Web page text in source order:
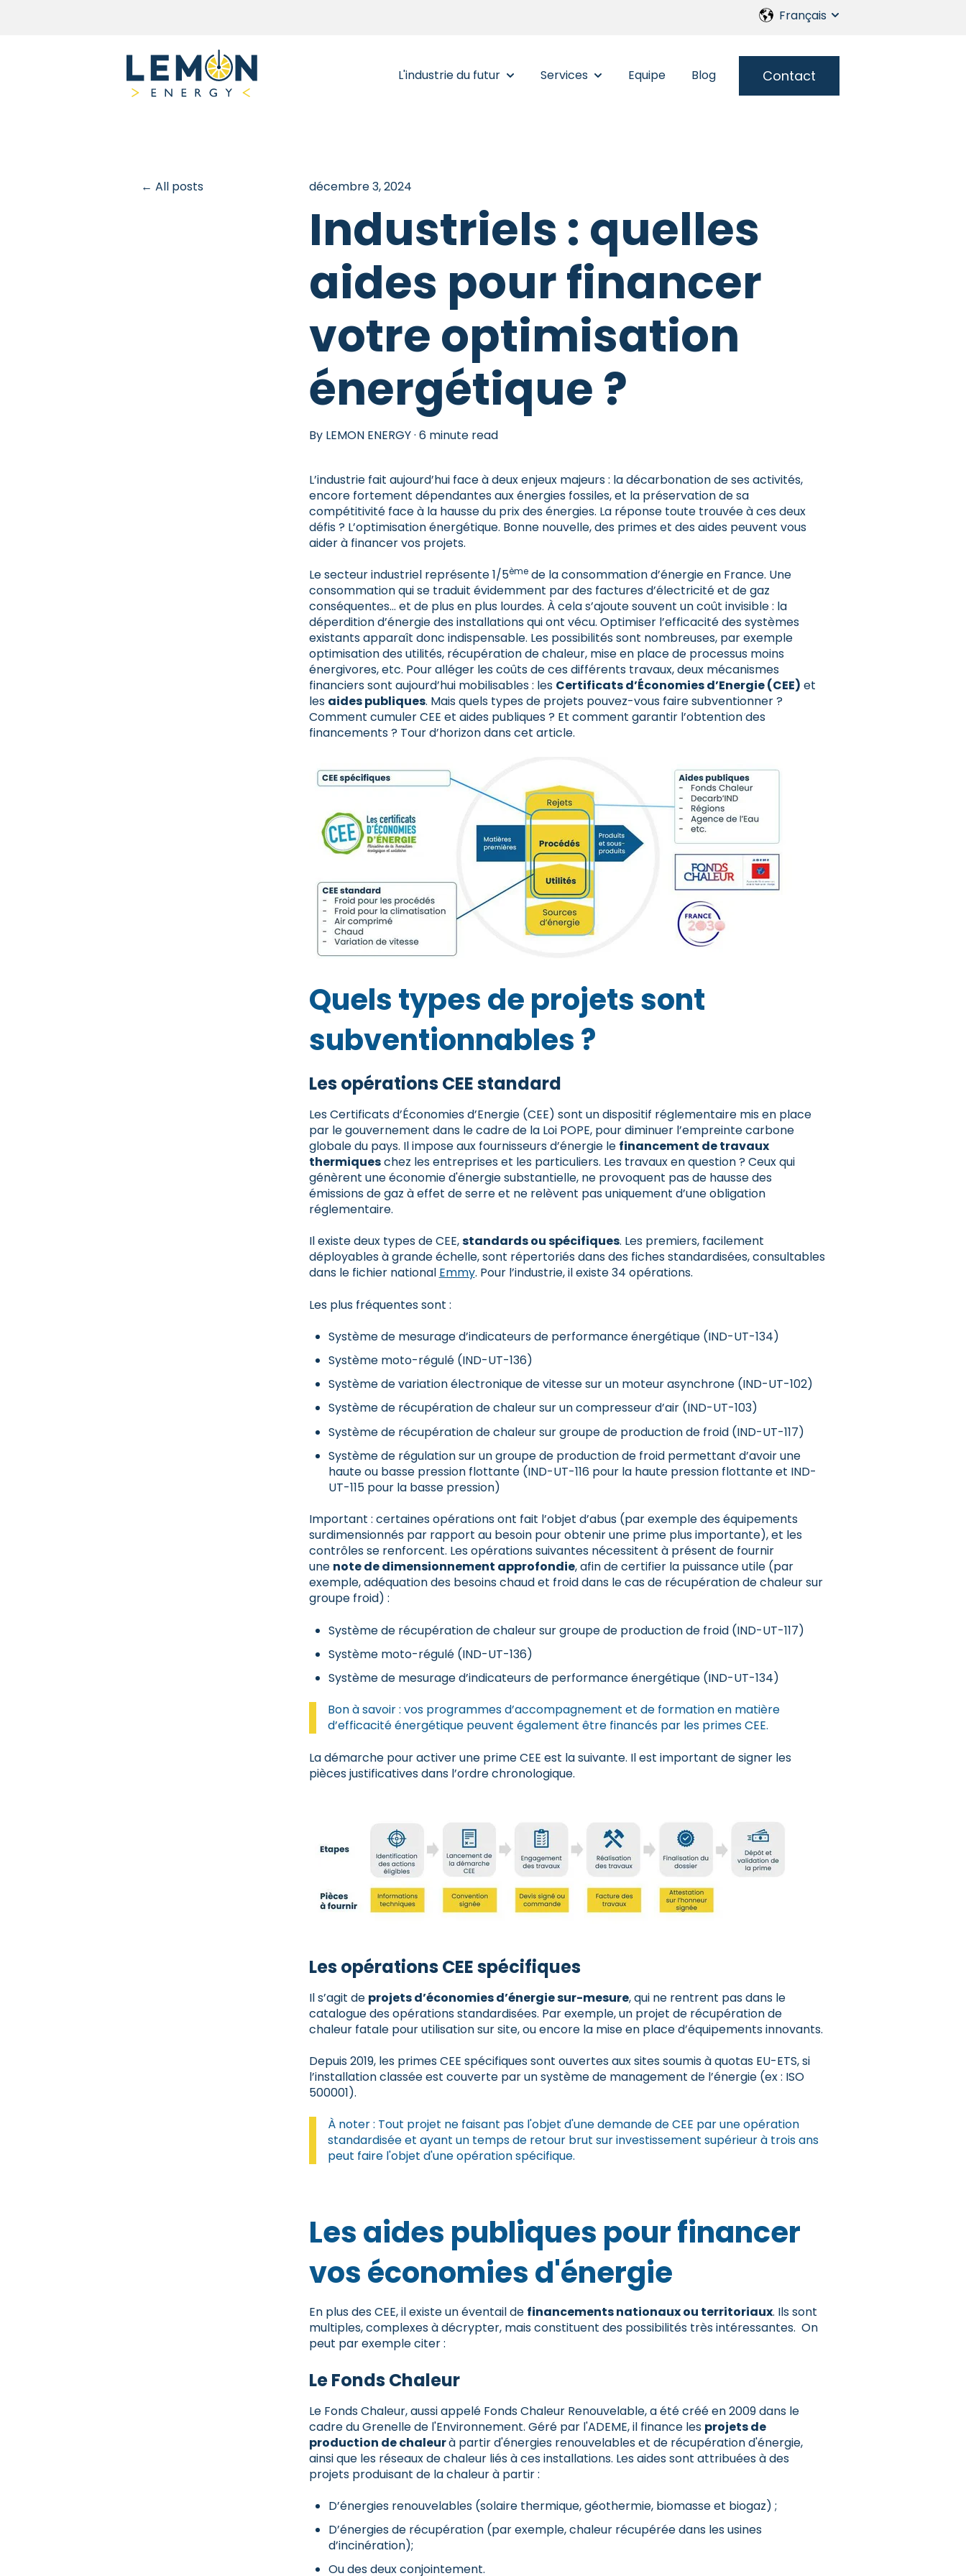
Français
L'industrie du futur Show submenu for L'industrie du futur
Services Show submenu for Services
Equipe Blog Contact
All posts décembre 3, 2024
Industriels : quelles
aides pour financer
votre optimisation
énergétique ?
By LEMON ENERGY· 6 minute read
L’industrie fait aujourd’hui face à deux enjeux majeurs : la décarbonation de ses activités,
encore fortement dépendantes aux énergies fossiles, et la préservation de sa
compétitivité face à la hausse du prix des énergies. La réponse toute trouvée à ces deux
défis ? L’optimisation énergétique. Bonne nouvelle, des primes et des aides peuvent vous
aider à financer vos projets.
Le secteur industriel représente 1/5ème de la consommation d’énergie en France. Une
consommation qui se traduit évidemment par des factures d’électricité et de gaz
conséquentes… et de plus en plus lourdes. À cela s’ajoute souvent un coût invisible : la
déperdition d’énergie des installations qui ont vécu. Optimiser l’efficacité des systèmes
existants apparaît donc indispensable. Les possibilités sont nombreuses, par exemple
optimisation des utilités, récupération de chaleur, mise en place de processus moins
énergivores, etc. Pour alléger les coûts de ces différents travaux, deux mécanismes
financiers sont aujourd’hui mobilisables : les Certificats d’Économies d’Energie (CEE) et
les aides publiques. Mais quels types de projets pouvez-vous faire subventionner ?
Comment cumuler CEE et aides publiques ? Et comment garantir l’obtention des
financements ? Tour d’horizon dans cet article.
Quels types de projets sont
subventionnables ?
Les opérations CEE standard
Les Certificats d’Économies d’Energie (CEE) sont un dispositif réglementaire mis en place
par le gouvernement dans le cadre de la Loi POPE, pour diminuer l’empreinte carbone
globale du pays. Il impose aux fournisseurs d’énergie le financement de travaux
thermiqueschez les entreprises et les particuliers. Les travaux en question ? Ceux qui
génèrent une économie d'énergie substantielle, ne provoquent pas de hausse des
émissions de gaz à effet de serre et ne relèvent pas uniquement d’une obligation
réglementaire.
Il existe deux types de CEE,standards ou spécifiques. Les premiers, facilement
déployables à grande échelle, sont répertoriés dans des fiches standardisées, consultables
dans le fichier national Emmy. Pour l’industrie, il existe 34 opérations.
Les plus fréquentes sont :
Système de mesurage d’indicateurs de performance énergétique (IND-UT-134)
Système moto-régulé (IND-UT-136)
Système de variation électronique de vitesse sur un moteur asynchrone (IND-UT-102)
Système de récupération de chaleur sur un compresseur d’air (IND-UT-103)
Système de récupération de chaleur sur groupe de production de froid (IND-UT-117)
Système de régulation sur un groupe de production de froid permettant d’avoir une
haute ou basse pression flottante (IND-UT-116 pour la haute pression flottante et IND-
UT-115 pour la basse pression)
Important : certaines opérations ont fait l’objet d’abus (par exemple des équipements
surdimensionnés par rapport au besoin pour obtenir une prime plus importante), et les
contrôles se renforcent. Les opérations suivantes nécessitent à présent de fournir
une note de dimensionnement approfondie, afin de certifier la puissance utile (par
exemple, adéquation des besoins chaud et froid dans le cas de récupération de chaleur sur
groupe froid) :
Système de récupération de chaleur sur groupe de production de froid (IND-UT-117)
Système moto-régulé (IND-UT-136)
Système de mesurage d’indicateurs de performance énergétique (IND-UT-134)
Bon à savoir : vos programmes d’accompagnement et de formation en matière
d’efficacité énergétique peuvent également être financés par les primes CEE.
La démarche pour activer une prime CEE est la suivante. Il est important de signer les
pièces justificatives dans l’ordre chronologique.
Les opérations CEE spécifiques
Il s’agit de projets d’économies d’énergie sur-mesure, qui ne rentrent pas dans le
catalogue des opérations standardisées. Par exemple, un projet de récupération de
chaleur fatale pour utilisation sur site, ou encore la mise en place d’équipements innovants.
Depuis 2019, les primes CEE spécifiques sont ouvertes aux sites soumis à quotas EU-ETS, si
l’installation classée est couverte par un système de management de l’énergie (ex : ISO
500001).
À noter : Tout projet ne faisant pas l'objet d'une demande de CEE par une opération
standardisée et ayant un temps de retour brut sur investissement supérieur à trois ans
peut faire l'objet d'une opération spécifique.
Les aides publiques pour financer
vos économies d'énergie
En plus des CEE, il existe un éventail de financements nationaux ou territoriaux. Ils sont
multiples, complexes à décrypter, mais constituent des possibilités très intéressantes. On
peut par exemple citer :
Le Fonds Chaleur
Le Fonds Chaleur, aussi appelé Fonds Chaleur Renouvelable, a été créé en 2009 dans le
cadre du Grenelle de l'Environnement. Géré par l'ADEME, il finance les projets de
production de chaleurà partir d'énergies renouvelables et de récupération d'énergie,
ainsi que les réseaux de chaleur liés à ces installations. Les aides sont attribuées à des
projets produisant de la chaleur à partir :
D’énergies renouvelables (solaire thermique, géothermie, biomasse et biogaz) ;
D’énergies de récupération (par exemple, chaleur récupérée dans les usines
d’incinération);
Ou des deux conjointement.